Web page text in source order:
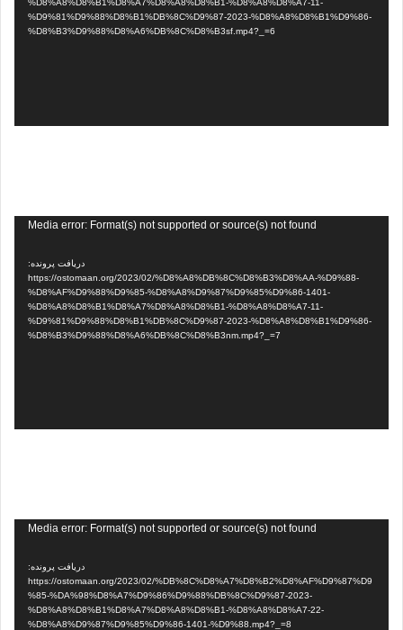
%D8%A8%D8%B1%D8%A7%D8%A8%D8%B1-%D8%A8%D8%A7-11-
%D9%81%D9%88%D8%B1%DB%8C%D9%87-2023-%D8%A8%D8%B1%D9%86-
%D8%B3%D9%88%D8%A6%DB%8C%D8%B3sf.mp4?_=6
Media error: Format(s) not supported or source(s) not found
دریافت پرونده:
https://ostomaan.org/2023/02/%D8%A8%DB%8C%D8%B3%D8%AA-%D9%88-
%D8%AF%D9%88%D9%85-%D8%A8%D9%87%D9%85%D9%86-1401-
%D8%A8%D8%B1%D8%A7%D8%A8%D8%B1-%D8%A8%D8%A7-11-
%D9%81%D9%88%D8%B1%DB%8C%D9%87-2023-%D8%A8%D8%B1%D9%86-
%D8%B3%D9%88%D8%A6%DB%8C%D8%B3nm.mp4?_=7
Media error: Format(s) not supported or source(s) not found
دریافت پرونده:
https://ostomaan.org/2023/02/%DB%8C%D8%A7%D8%B2%D8%AF%D9%87%D9
%85-%DA%98%D8%A7%D9%86%D9%88%DB%8C%D9%87-2023-
%D8%A8%D8%B1%D8%A7%D8%A8%D8%B1-%D8%A8%D8%A7-22-
%D8%A8%D9%87%D9%85%D9%86-1401-%D9%88.mp4?_=8